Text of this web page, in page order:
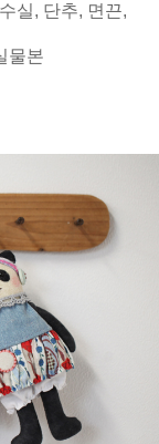
실, 단추, 면끈,
물본